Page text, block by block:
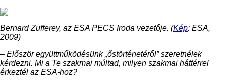
Bernard Zufferey, az ESA PECS Iroda vezetője. (Kép: ESA,
2009)
– Először együttműködésünk „őstörténetéről” szeretnélek
kérdezni. Mi a Te szakmai múltad, milyen szakmai háttérrel
érkeztél az ESA-hoz?